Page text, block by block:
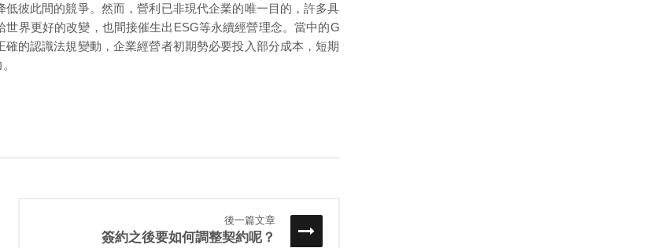
彼此間的競爭。然而，營利已非現代企業的唯一目的，許多具
界更好的改變，也間接催生出ESG等永續經營理念。當中的G
的認識法規變動，企業經營者初期勢必要投入部分成本，短期
後一篇文章
簽約之後要如何調整契約呢？